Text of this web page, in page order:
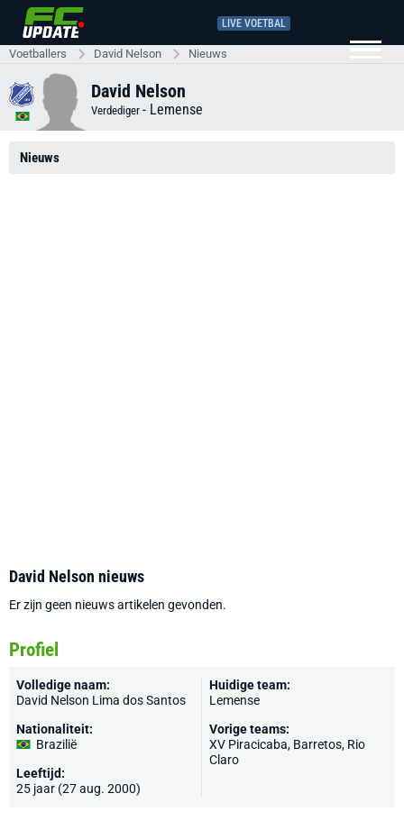
LIVE VOETBAL
Voetballers David Nelson Nieuws
David Nelson
Verdediger - Lemense
Nieuws
David Nelson nieuws
Er zijn geen nieuws artikelen gevonden.
Profiel
Volledige naam:
David Nelson Lima dos Santos
Nationaliteit:
Brazilië
Leeftijd:
25 jaar (27 aug. 2000)
Huidige team:
Lemense
Vorige teams:
XV Piracicaba, Barretos, Rio
Claro